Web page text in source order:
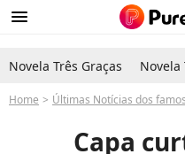
menu
Novela Três Graças Novela
Home Últimas Notícias dos
Capa